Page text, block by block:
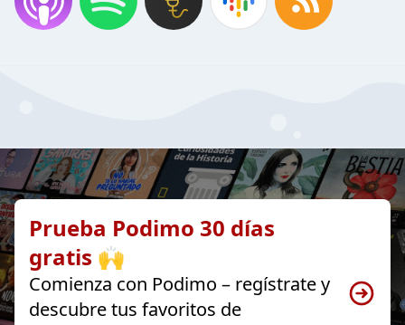
Prueba Podimo 30 días
gratis 🙌
Comienza con Podimo – regístrate y
descubre tus favoritos de